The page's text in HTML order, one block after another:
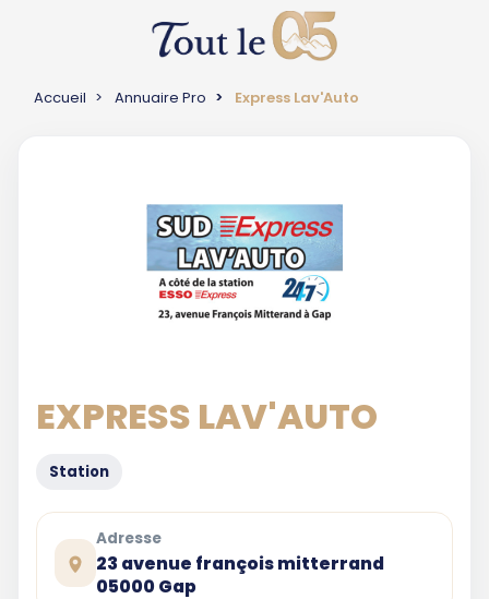
Accueil Annuaire Pro Express Lav'Auto
EXPRESS LAV'AUTO
Station
Adresse
23 avenue françois mitterrand
05000 Gap